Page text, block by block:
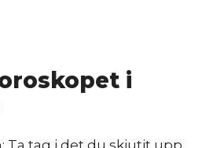
i
Ta tag i det du skjutit upp